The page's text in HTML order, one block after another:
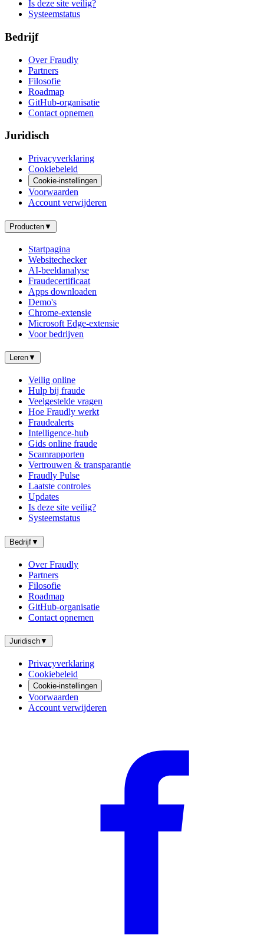
Is deze site veilig?
Systeemstatus
Bedrijf
Over Fraudly
Partners
Filosofie
Roadmap
GitHub-organisatie
Contact opnemen
Juridisch
Privacyverklaring
Cookiebeleid
Cookie-instellingen
Voorwaarden
Account verwijderen
Producten▼
Startpagina
Websitechecker
AI-beeldanalyse
Fraudecertificaat
Apps downloaden
Demo's
Chrome-extensie
Microsoft Edge-extensie
Voor bedrijven
Leren▼
Veilig online
Hulp bij fraude
Veelgestelde vragen
Hoe Fraudly werkt
Fraudealerts
Intelligence-hub
Gids online fraude
Scamrapporten
Vertrouwen & transparantie
Fraudly Pulse
Laatste controles
Updates
Is deze site veilig?
Systeemstatus
Bedrijf▼
Over Fraudly
Partners
Filosofie
Roadmap
GitHub-organisatie
Contact opnemen
Juridisch▼
Privacyverklaring
Cookiebeleid
Cookie-instellingen
Voorwaarden
Account verwijderen